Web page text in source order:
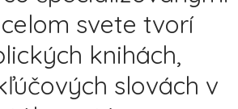
svete tvorí
knihách,
slovách v